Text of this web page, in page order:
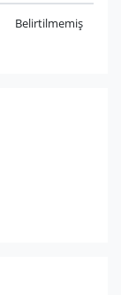
Belirtilmemiş